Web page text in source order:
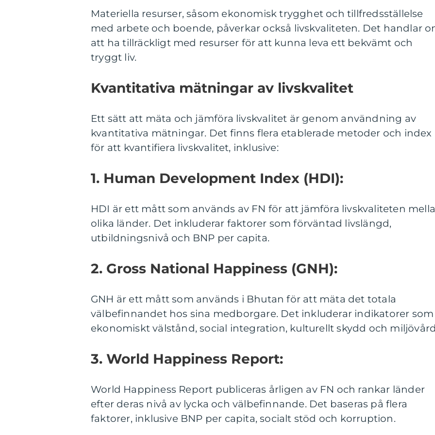
Materiella resurser, såsom ekonomisk trygghet och tillfredsställelse
med arbete och boende, påverkar också livskvaliteten. Det handlar
att ha tillräckligt med resurser för att kunna leva ett bekvämt och
tryggt liv.
Kvantitativa mätningar av livskvalitet
Ett sätt att mäta och jämföra livskvalitet är genom användning av
kvantitativa mätningar. Det finns flera etablerade metoder och index
för att kvantifiera livskvalitet, inklusive:
1. Human Development Index (HDI):
HDI är ett mått som används av FN för att jämföra livskvaliteten
olika länder. Det inkluderar faktorer som förväntad livslängd,
utbildningsnivå och BNP per capita.
2. Gross National Happiness (GNH):
GNH är ett mått som används i Bhutan för att mäta det totala
välbefinnandet hos sina medborgare. Det inkluderar indikatorer som
ekonomiskt välstånd, social integration, kulturellt skydd och
3. World Happiness Report:
World Happiness Report publiceras årligen av FN och rankar länder
efter deras nivå av lycka och välbefinnande. Det baseras på flera
faktorer, inklusive BNP per capita, socialt stöd och korruption.